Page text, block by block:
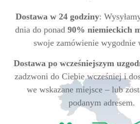
Dostawa w 24 godziny:
dnia do ponad 90% niemieckich
swoje zamówienie wygodnie
Dostawa po wcześniejszym
zadzwoni do Ciebie wcześniej i
we wskazane miejsce – lub
podanym adresem.